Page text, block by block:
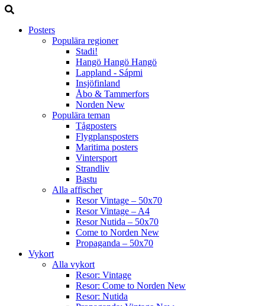
Posters
Populära regioner
Stadi!
Hangö Hangö Hangö
Lappland - Sápmi
Insjöfinland
Åbo & Tammerfors
Norden New
Populära teman
Tågposters
Flygplansposters
Maritima posters
Vintersport
Strandliv
Bastu
Alla affischer
Resor Vintage – 50x70
Resor Vintage – A4
Resor Nutida – 50x70
Come to Norden New
Propaganda – 50x70
Vykort
Alla vykort
Resor: Vintage
Resor: Come to Norden New
Resor: Nutida